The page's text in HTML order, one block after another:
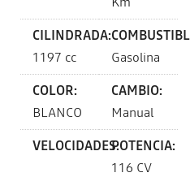
CILINDRADA:
1197 cc
Gasolina
COLOR:
BLANCO
CAMBIO:
Manual
VELOCIDADES:POTENCIA:
116 CV